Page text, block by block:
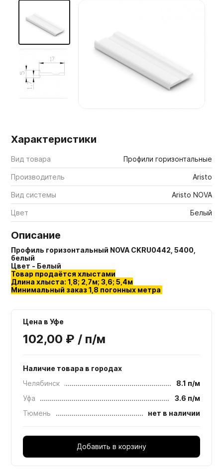
Мебельные образцы, каталоги
Характеристики
Вид товара Профили горизонтальные
Производитель Aristo
Вид системы Aristo NOVA
Цвет Белый
Описание
Профиль горизонтальный NOVA CKRU0442, 5400,
белый
Цвет - Белый
Товар продаётся хлыстами
Длина хлыста: 1,8; 2,7м; 3,6; 5,4м
Минимальный заказ 1,8 погонных метра
Цена в Уфе
102,00 ₽ / п/м
Наличие товара в городах
Челябинск
8.1 п/м
Уфа
3.6 п/м
Тюмень
нет в наличии
Добавить в корзину